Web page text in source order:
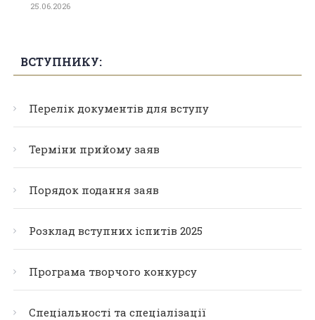
25.06.2026
ВСТУПНИКУ:
Перелік документів для вступу
Терміни прийому заяв
Порядок подання заяв
Розклад вступних іспитів 2025
Програма творчого конкурсу
Спеціальності та спеціалізації